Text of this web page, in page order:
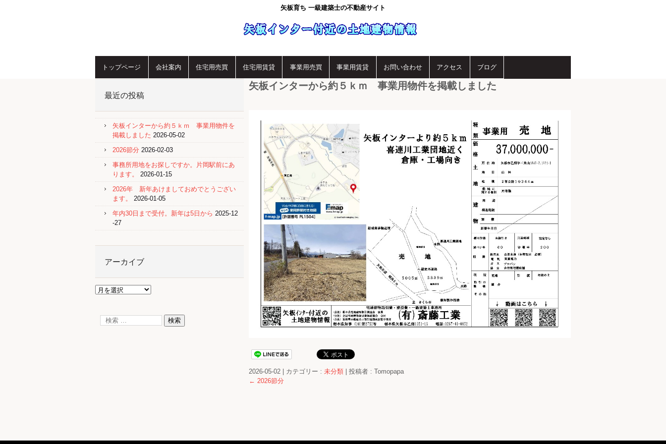
矢板育ち 一級建築士の不動産サイト
トップページ 会社案内 住宅用売買 住宅用賃貸 事業用売買 事業用賃貸 お問い合わせ アクセス ブログ
矢板インターから約５ｋｍ 事業用物件を掲載しました
2026-05-02 | カテゴリー : 未分類 | 投稿者 : Tomopapa
← 2026節分
最近の投稿
矢板インターから約５ｋｍ 事業用物件を
掲載しました 2026-05-02
2026節分 2026-02-03
事務所用地をお探しですか。片岡駅前にあ
ります。
2026-01-15
2026年 新年あけましておめでとうござい
ます。
2026-01-05
年内30日まで受付。新年は5日から 2025-12
-27
アーカイブ